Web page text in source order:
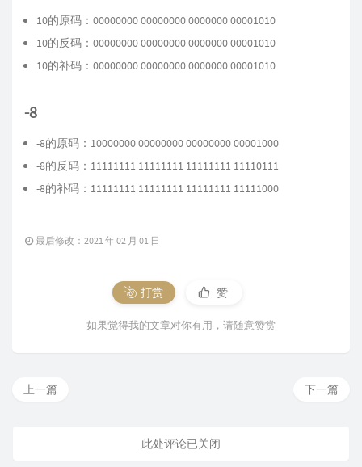
10的原码：00000000 00000000 0000000 00001010
10的反码：00000000 00000000 0000000 00001010
10的补码：00000000 00000000 0000000 00001010
-8
-8的原码：10000000 00000000 00000000 00001000
-8的反码：11111111 11111111 11111111 11110111
-8的补码：11111111 11111111 11111111 11111000
最后修改：2021 年 02 月 01 日
打赏 赞
如果觉得我的文章对你有用，请随意赞赏
下一篇
上一篇
此处评论已关闭